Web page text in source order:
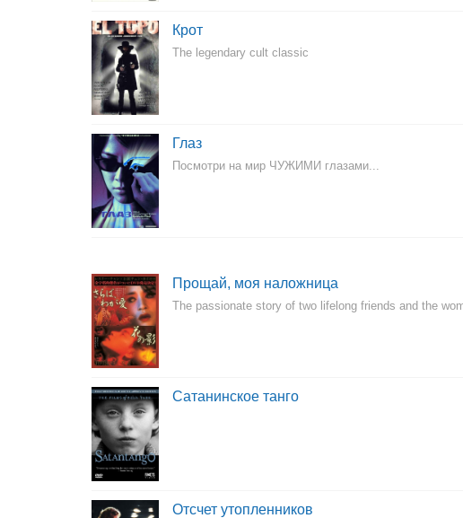
Крот
The legendary cult classic
Глаз
Посмотри на мир ЧУЖИМИ глазами...
Прощай, моя наложница
The passionate story of two lifelong friends and the
Сатанинское танго
Отсчет утопленников